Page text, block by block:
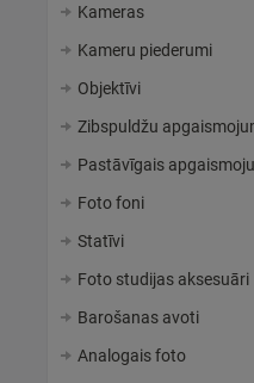
Kameras
Kameru piederumi
Objektīvi
Zibspuldžu
Pastāvīgais
Foto foni
Statīvi
Foto studijas aksesuāri
Barošanas avoti
Analogais foto